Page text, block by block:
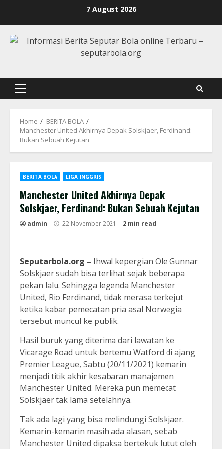
7 August 2026
Primary
Home
BERITA BOLA
Manchester United Akhirnya Depak Solskjaer, Ferdinand:
Bukan Sebuah Kejutan
BERITA BOLA LIGA INGGRIS
Manchester United Akhirnya Depak
Solskjaer, Ferdinand: Bukan Sebuah Kejutan
admin 22 November 2021 2 min read
Seputarbola.org – Ihwal kepergian Ole Gunnar
Solskjaer sudah bisa terlihat sejak beberapa
pekan lalu. Sehingga legenda Manchester
United, Rio Ferdinand, tidak merasa terkejut
ketika kabar pemecatan pria asal Norwegia
tersebut muncul ke publik.
Hasil buruk yang diterima dari lawatan ke
Vicarage Road untuk bertemu Watford di ajang
Premier League, Sabtu (20/11/2021) kemarin
menjadi titik akhir kesabaran manajemen
Manchester United. Mereka pun memecat
Solskjaer tak lama setelahnya.
Tak ada lagi yang bisa melindungi Solskjaer.
Kemarin-kemarin masih ada alasan, sebab
Manchester United dipaksa bertekuk lutut oleh